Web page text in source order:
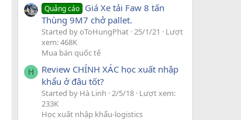
Quảng cáo Giá Xe tải Faw 8 tấn
Thùng 9M7 chở pallet.
Started by oToHungPhat 25/1/21
Lượt
xem: 468K
Mua bán quốc tế
H
Review CHÍNH XÁC học xuất nhập
khẩu ở đâu tốt?
Started by Hà Linh 2/5/18 Lượt xem:
233K
Học xuất nhập khẩu-logistics